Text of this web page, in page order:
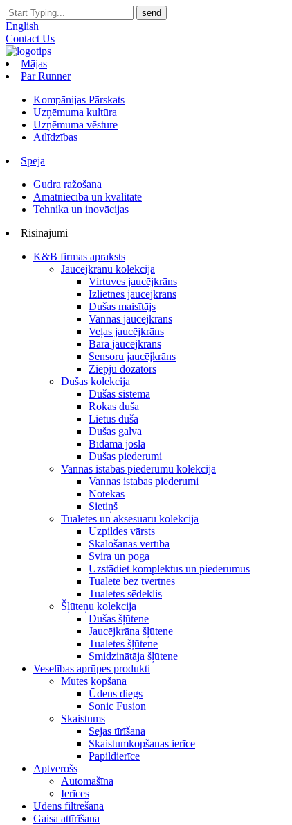
English
Contact Us
Mājas
Par Runner
Kompānijas Pārskats
Uzņēmuma kultūra
Uzņēmuma vēsture
Atlīdzības
Spēja
Gudra ražošana
Amatniecība un kvalitāte
Tehnika un inovācijas
Risinājumi
K&B firmas apraksts
Jaucējkrānu kolekcija
Virtuves jaucējkrāns
Izlietnes jaucējkrāns
Dušas maisītājs
Vannas jaucējkrāns
Veļas jaucējkrāns
Bāra jaucējkrāns
Sensoru jaucējkrāns
Ziepju dozators
Dušas kolekcija
Dušas sistēma
Rokas duša
Lietus duša
Dušas galva
Bīdāmā josla
Dušas piederumi
Vannas istabas piederumu kolekcija
Vannas istabas piederumi
Notekas
Sietiņš
Tualetes un aksesuāru kolekcija
Uzpildes vārsts
Skalošanas vērtība
Svira un poga
Uzstādiet komplektus un piederumus
Tualete bez tvertnes
Tualetes sēdeklis
Šļūteņu kolekcija
Dušas šļūtene
Jaucējkrāna šļūtene
Tualetes šļūtene
Smidzinātāja šļūtene
Veselības aprūpes produkti
Mutes kopšana
Ūdens diegs
Sonic Fusion
Skaistums
Sejas tīrīšana
Skaistumkopšanas ierīce
Papildierīce
Aptverošs
Automašīna
Ierīces
Ūdens filtrēšana
Gaisa attīrīšana